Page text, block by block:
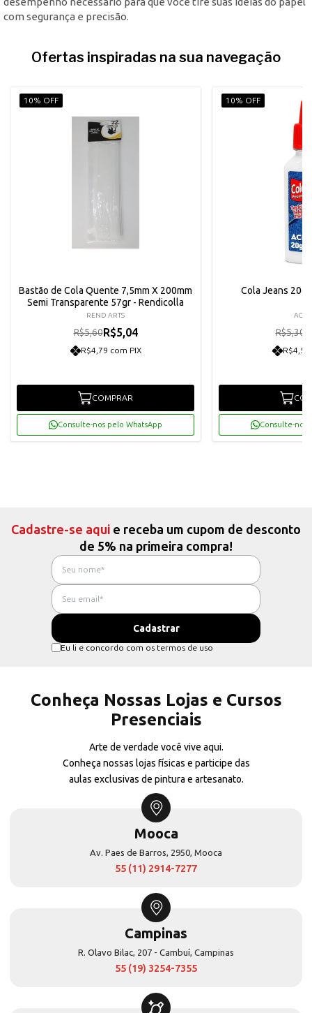
com segurança e precisão.
Ofertas inspiradas na sua navegação
10% OFF
Bastão de Cola Quente 7,5mm X 200mm
Semi Transparente 57gr - Rendicolla
REND ARTS
R$5,60R$5,04
R$4,79 com PIX
COMPRAR
Consulte-nos pelo WhatsApp
10% OFF
Cola Jeans 20g
R$5,30
R$4,53
Consulte-nos
Cadastre-se aqui e receba um cupom de desconto
de 5% na primeira compra!
Eu li e concordo com os termos de uso
Conheça Nossas Lojas e Cursos
Presenciais
Arte de verdade você vive aqui.
Conheça nossas lojas físicas e participe das
aulas exclusivas de pintura e artesanato.
Mooca
Av. Paes de Barros, 2950, Mooca
55 (11) 2914-7277
Campinas
R. Olavo Bilac, 207 - Cambuí, Campinas
55 (19) 3254-7355